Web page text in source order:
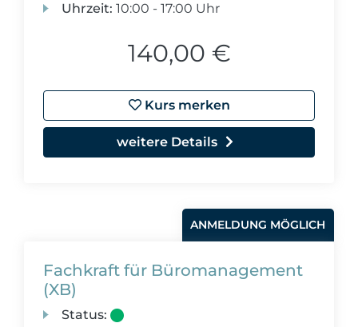
Uhrzeit: 10:00 - 17:00 Uhr
140,00 €
Kurs merken
weitere Details
ANMELDUNG MÖGLICH
Fachkraft für Büromanagement
(XB)
Status: